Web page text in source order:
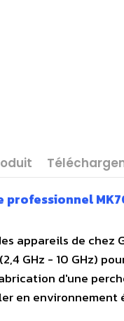
professionnel
appareils de chez
GHz - 10 GHz)
d'une
en